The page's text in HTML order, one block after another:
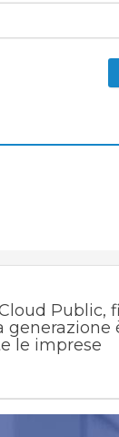
Public,
generazione
le imprese